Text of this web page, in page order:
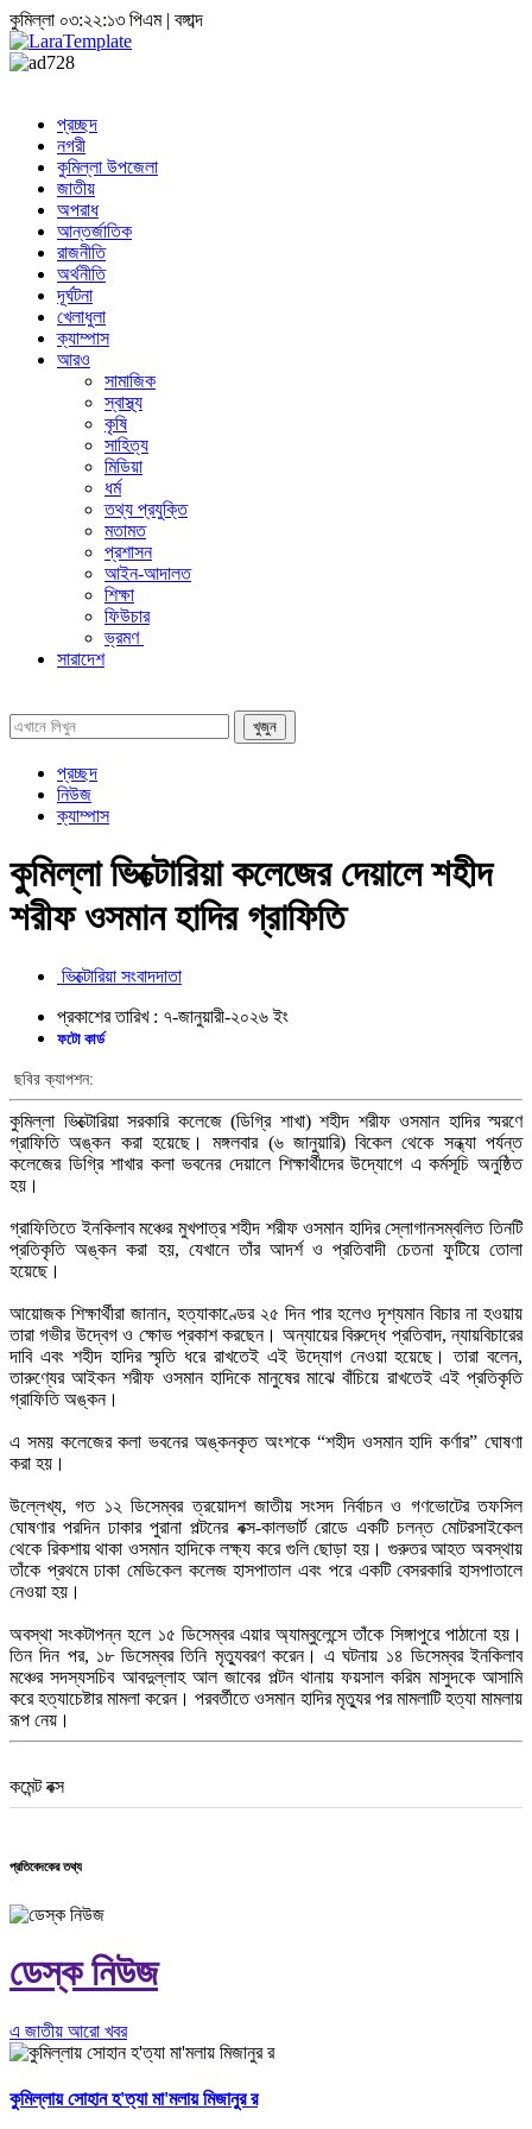
কুমিল্লা ০৩:২২:১৩ পিএম| বঙ্গাব্দ
প্রচ্ছদ
নগরী
কুমিল্লা উপজেলা
জাতীয়
অপরাধ
আন্তর্জাতিক
রাজনীতি
অর্থনীতি
দূর্ঘটনা
খেলাধুলা
ক্যাম্পাস
আরও
সামাজিক
স্বাস্থ্য
কৃষি
সাহিত্য
মিডিয়া
ধর্ম
তথ্য প্রযুক্তি
মতামত
প্রশাসন
আইন-আদালত
শিক্ষা
ফিউচার
ভ্রমণ
সারাদেশ
প্রচ্ছদ
নিউজ
ক্যাম্পাস
কুমিল্লা ভিক্টোরিয়া কলেজের দেয়ালে শহীদ
শরীফ ওসমান হাদির গ্রাফিতি
ভিক্টোরিয়া সংবাদদাতা
প্রকাশের তারিখ : ৭-জানুয়ারী-২০২৬ইং
ফটো কার্ড
ছবির ক্যাপশন:
কুমিল্লা ভিক্টোরিয়া সরকারি কলেজে (ডিগ্রি শাখা) শহীদ শরীফ ওসমান হাদির স্মরণে
গ্রাফিতি অঙ্কন করা হয়েছে। মঙ্গলবার (৬ জানুয়ারি) বিকেল থেকে সন্ধ্যা পর্যন্ত
কলেজের ডিগ্রি শাখার কলা ভবনের দেয়ালে শিক্ষার্থীদের উদ্যোগে এ কর্মসূচি অনুষ্ঠিত
হয়।
গ্রাফিতিতে ইনকিলাব মঞ্চের মুখপাত্র শহীদ শরীফ ওসমান হাদির স্লোগানসম্বলিত তিনটি
প্রতিকৃতি অঙ্কন করা হয়, যেখানে তাঁর আদর্শ ও প্রতিবাদী চেতনা ফুটিয়ে তোলা
হয়েছে।
আয়োজক শিক্ষার্থীরা জানান, হত্যাকাণ্ডের ২৫ দিন পার হলেও দৃশ্যমান বিচার না হওয়ায়
তারা গভীর উদ্বেগ ও ক্ষোভ প্রকাশ করছেন। অন্যায়ের বিরুদ্ধে প্রতিবাদ, ন্যায়বিচারের
দাবি এবং শহীদ হাদির স্মৃতি ধরে রাখতেই এই উদ্যোগ নেওয়া হয়েছে। তারা বলেন,
তারুণ্যের আইকন শরীফ ওসমান হাদিকে মানুষের মাঝে বাঁচিয়ে রাখতেই এই প্রতিকৃতি
গ্রাফিতি অঙ্কন।
এ সময় কলেজের কলা ভবনের অঙ্কনকৃত অংশকে “শহীদ ওসমান হাদি কর্ণার” ঘোষণা
করা হয়।
উল্লেখ্য, গত ১২ ডিসেম্বর ত্রয়োদশ জাতীয় সংসদ নির্বাচন ও গণভোটের তফসিল
ঘোষণার পরদিন ঢাকার পুরানা পল্টনের বক্স-কালভার্ট রোডে একটি চলন্ত মোটরসাইকেল
থেকে রিকশায় থাকা ওসমান হাদিকে লক্ষ্য করে গুলি ছোড়া হয়। গুরুতর আহত অবস্থায়
তাঁকে প্রথমে ঢাকা মেডিকেল কলেজ হাসপাতাল এবং পরে একটি বেসরকারি হাসপাতালে
নেওয়া হয়।
অবস্থা সংকটাপন্ন হলে ১৫ ডিসেম্বর এয়ার অ্যাম্বুলেন্সে তাঁকে সিঙ্গাপুরে পাঠানো হয়।
তিন দিন পর, ১৮ ডিসেম্বর তিনি মৃত্যুবরণ করেন। এ ঘটনায় ১৪ ডিসেম্বর ইনকিলাব
মঞ্চের সদস্যসচিব আবদুল্লাহ আল জাবের পল্টন থানায় ফয়সাল করিম মাসুদকে আসামি
করে হত্যাচেষ্টার মামলা করেন। পরবর্তীতে ওসমান হাদির মৃত্যুর পর মামলাটি হত্যা মামলায়
রূপ নেয়।
কমেন্ট বক্স
প্রতিবেদকের তথ্য
ডেস্ক নিউজ
এ জাতীয় আরো খবর
কুমিল্লায় সোহান হ'ত্যা মা'মলায় মিজানুর র